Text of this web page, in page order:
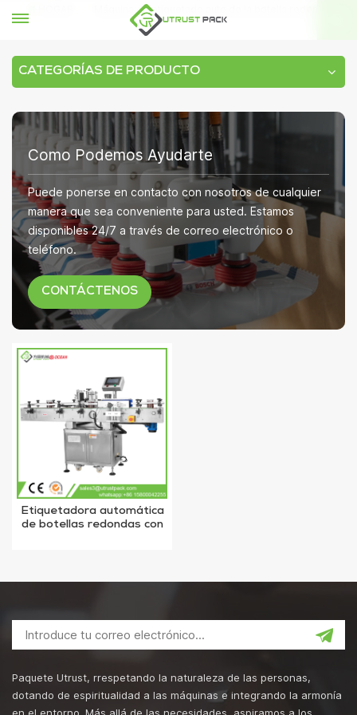
Máquina de etiquetado auto de la botella redonda
CATEGORÍAS DE PRODUCTO
Como Podemos Ayudarte
Puede ponerse en contacto con nosotros de cualquier
manera que sea conveniente para usted. Estamos
disponibles 24/7 a través de correo electrónico o
teléfono.
CONTÁCTENOS
Etiquetadora automática
de botellas redondas con
Paquete Utrust, rrespetando la naturaleza de las personas,
dotando de espiritualidad a las máquinas e integrando la armonía
en el entorno. Más allá de las necesidades, aspiramos a los